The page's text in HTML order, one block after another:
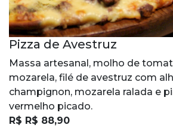
Pizza de Avestruz
Massa artesanal, molho de
mozarela, filé de avestruz com
champignon, mozarela ralada e
vermelho picado.
R$ R$ 88,90